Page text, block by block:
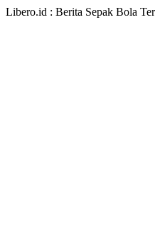
Libero.id : Berita Sepak Bola